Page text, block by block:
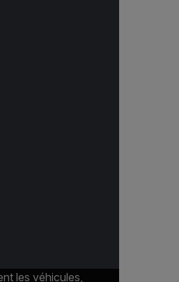
les véhicules,